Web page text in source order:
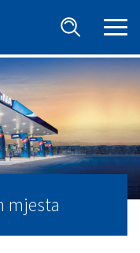
mjesta